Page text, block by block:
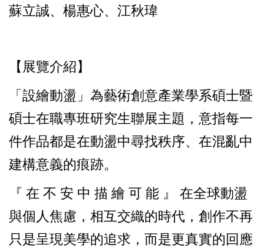
蘇立誠、楊惠心、江秋瑋
【展覽介紹】
「設繪動盪」為藝術創意產業學系碩士暨
碩士在職專班研究生聯展主題，意指每一
件作品都是在動盪中尋找秩序、在混亂中
建構意義的痕跡。
『 在 不 安 中 描 繪 可 能 』 在全球動盪
與個人焦慮，相互交織的時代，創作不再
只是呈現美學的追求，而是更真實的回應